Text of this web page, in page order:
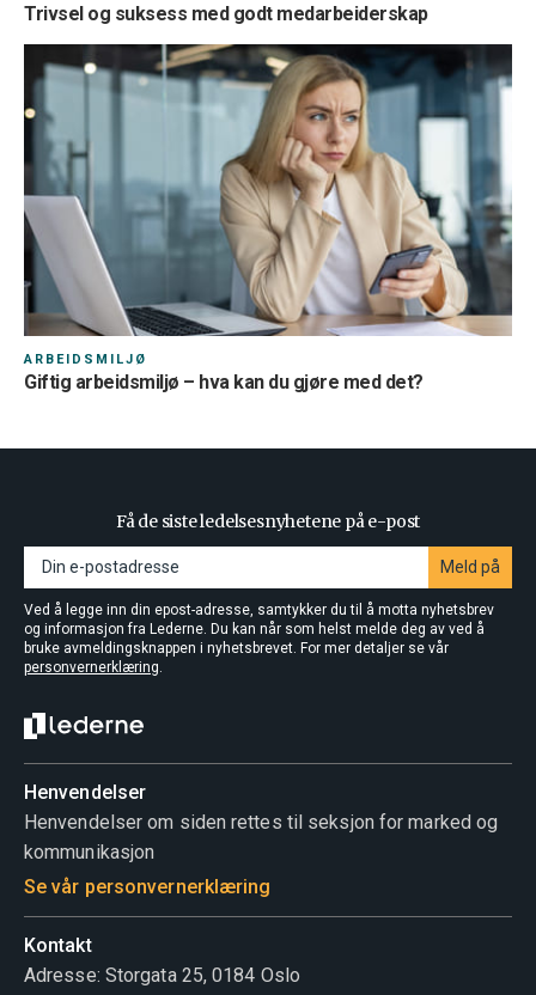
Trivsel og suksess med godt medarbeiderskap
ARBEIDSMILJØ
Giftig arbeidsmiljø – hva kan du gjøre med det?
Få de siste ledelsesnyhetene på e-post
Meld på
Ved å legge inn din epost-adresse, samtykker du til å motta nyhetsbrev
og informasjon fra Lederne. Du kan når som helst melde deg av ved å
bruke avmeldingsknappen i nyhetsbrevet. For mer detaljer se vår
personvernerklæring.
Henvendelser
Henvendelser om siden rettes til seksjon for marked og
kommunikasjon
Se vår personvernerklæring
Kontakt
Adresse: Storgata 25, 0184 Oslo